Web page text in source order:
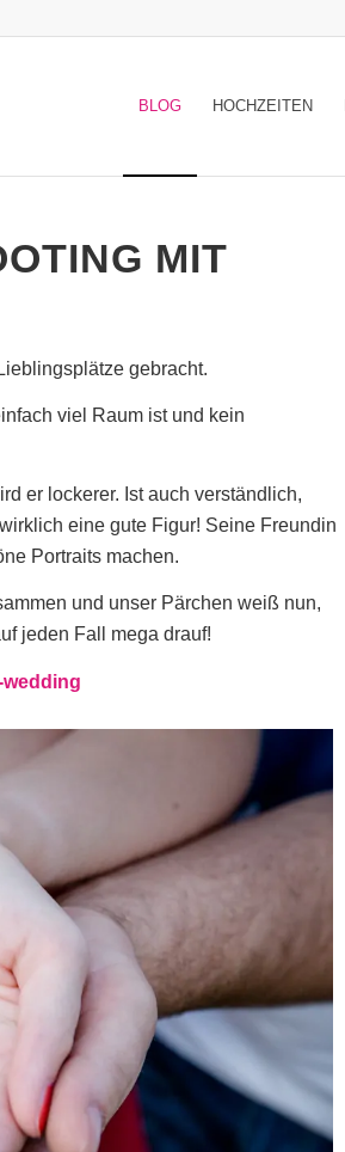
BLOG HOCHZEITEN
MIT
gebracht.
viel Raum ist und kein
er lockerer. Ist auch verständlich,
eine gute Figur! Seine Freundin
Portraits machen.
und unser Pärchen weiß nun,
jeden Fall mega drauf!